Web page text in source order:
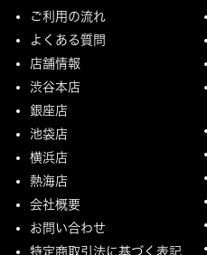
ご利用の流れ
よくある質問
店舗情報
渋谷本店
銀座店
池袋店
横浜店
熱海店
会社概要
お問い合わせ
特定商取引法に基づく表記